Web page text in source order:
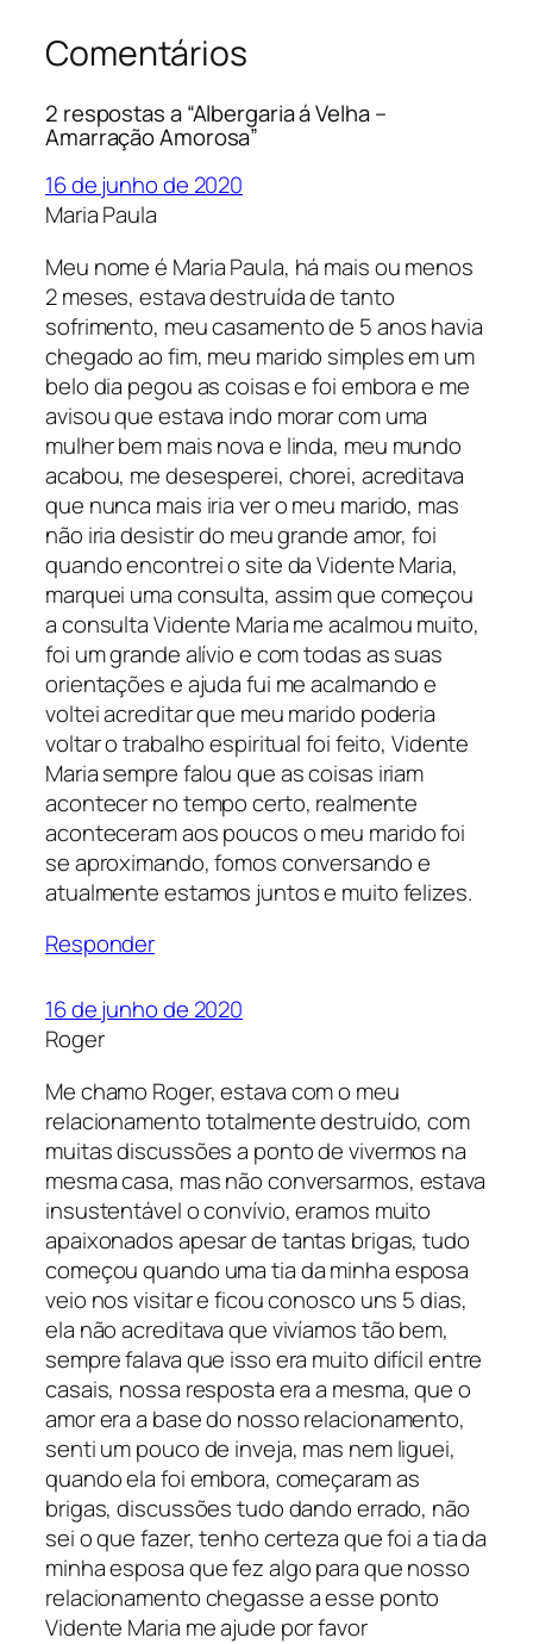
Comentários
2 respostas a “Albergaria á Velha –
Amarração Amorosa”
16 de junho de 2020
Maria Paula
Meu nome é Maria Paula, há mais ou menos
2 meses, estava destruída de tanto
sofrimento, meu casamento de 5 anos havia
chegado ao fim, meu marido simples em um
belo dia pegou as coisas e foi embora e me
avisou que estava indo morar com uma
mulher bem mais nova e linda, meu mundo
acabou, me desesperei, chorei, acreditava
que nunca mais iria ver o meu marido, mas
não iria desistir do meu grande amor, foi
quando encontrei o site da Vidente Maria,
marquei uma consulta, assim que começou
a consulta Vidente Maria me acalmou muito,
foi um grande alívio e com todas as suas
orientações e ajuda fui me acalmando e
voltei acreditar que meu marido poderia
voltar o trabalho espiritual foi feito, Vidente
Maria sempre falou que as coisas iriam
acontecer no tempo certo, realmente
aconteceram aos poucos o meu marido foi
se aproximando, fomos conversando e
atualmente estamos juntos e muito felizes.
Responder
16 de junho de 2020
Roger
Me chamo Roger, estava com o meu
relacionamento totalmente destruído, com
muitas discussões a ponto de vivermos na
mesma casa, mas não conversarmos, estava
insustentável o convívio, eramos muito
apaixonados apesar de tantas brigas, tudo
começou quando uma tia da minha esposa
veio nos visitar e ficou conosco uns 5 dias,
ela não acreditava que vivíamos tão bem,
sempre falava que isso era muito difícil entre
casais, nossa resposta era a mesma, que o
amor era a base do nosso relacionamento,
senti um pouco de inveja, mas nem liguei,
quando ela foi embora, começaram as
brigas, discussões tudo dando errado, não
sei o que fazer, tenho certeza que foi a tia da
minha esposa que fez algo para que nosso
relacionamento chegasse a esse ponto
Vidente Maria me ajude por favor